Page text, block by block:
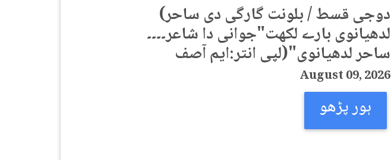
(دوجی قسط / بلونت گارگی دی ساحر
لدھیانوی بارے لکھت"جوانی دا شاعر۔۔۔۔
ساحر لدھیانوی"(لپی انتر:ایم آصف
August 09, 2026
ہور پڑھو